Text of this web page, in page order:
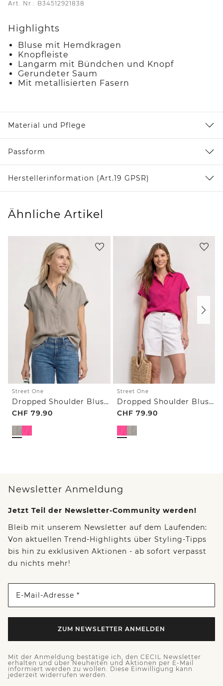
Art. Nr.: B34512921838
Highlights
Bluse mit Hemdkragen
Knopfleiste
Langarm mit Bündchen und Knopf
Gerundeter Saum
Mit metallisierten Fasern
Material und Pflege
Passform
Herstellerinformation (Art.19 GPSR)
Ähnliche Artikel
Street One
Dropped Shoulder Bluse aus Leinen
CHF 79.90
Street One
Dropped Shoulder Bluse aus Leinen
CHF 79.90
Newsletter Anmeldung
Jetzt Teil der Newsletter-Community werden!
Bleib mit unserem Newsletter auf dem Laufenden:
Von aktuellen Trend-Highlights über Styling-Tipps
bis hin zu exklusiven Aktionen - ab sofort verpasst
du nichts mehr!
E-Mail-Adresse *
ZUM NEWSLETTER ANMELDEN
Mit der Anmeldung bestätige ich, den CECIL Newsletter
erhalten und über Neuheiten und Aktionen per E-Mail
informiert werden zu wollen. Diese Einwilligung kann
jederzeit widerrufen werden.